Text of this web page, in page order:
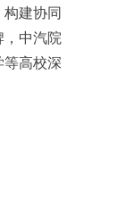
建协同
，中汽院
等高校深